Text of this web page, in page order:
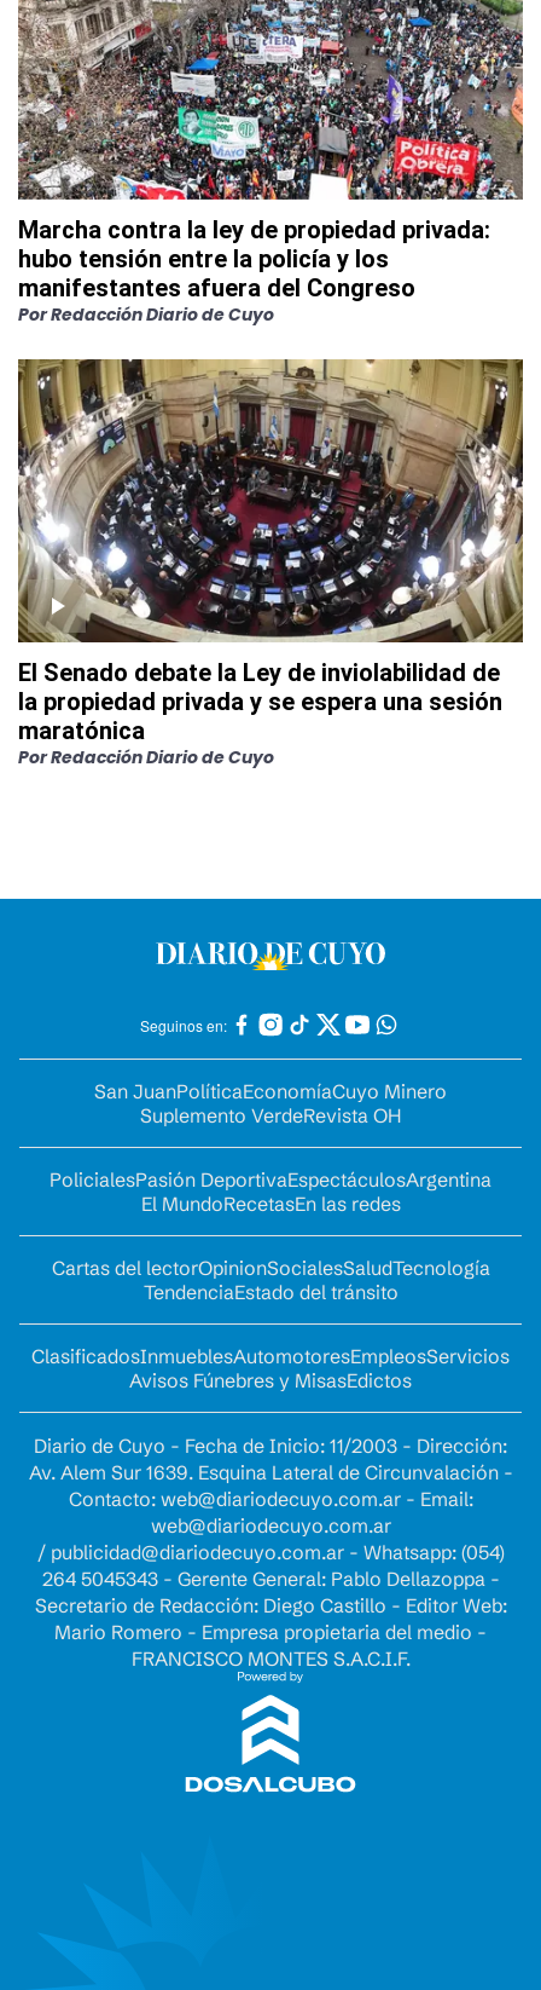
Marcha contra la ley de propiedad privada:
hubo tensión entre la policía y los
manifestantes afuera del Congreso
PorRedacción Diario de Cuyo
El Senado debate la Ley de inviolabilidad de
la propiedad privada y se espera una sesión
maratónica
PorRedacción Diario de Cuyo
Seguinos en:
San JuanPolíticaEconomíaCuyo Minero
Suplemento VerdeRevista OH
PolicialesPasión DeportivaEspectáculosArgentina
El MundoRecetasEn las redes
Cartas del lectorOpinionSocialesSaludTecnología
TendenciaEstado del tránsito
ClasificadosInmueblesAutomotoresEmpleosServicios
Avisos Fúnebres y MisasEdictos
Diario de Cuyo - Fecha de Inicio: 11/2003 - Dirección:
Av. Alem Sur 1639. Esquina Lateral de Circunvalación -
Contacto: web@diariodecuyo.com.ar- Email:
web@diariodecuyo.com.ar
/ publicidad@diariodecuyo.com.ar- Whatsapp: (054)
264 5045343 - Gerente General: Pablo Dellazoppa -
Secretario de Redacción: Diego Castillo - Editor Web:
Mario Romero - Empresa propietaria del medio -
FRANCISCO MONTES S.A.C.I.F.